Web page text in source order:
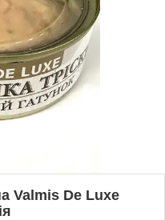
Valmis De Luxe